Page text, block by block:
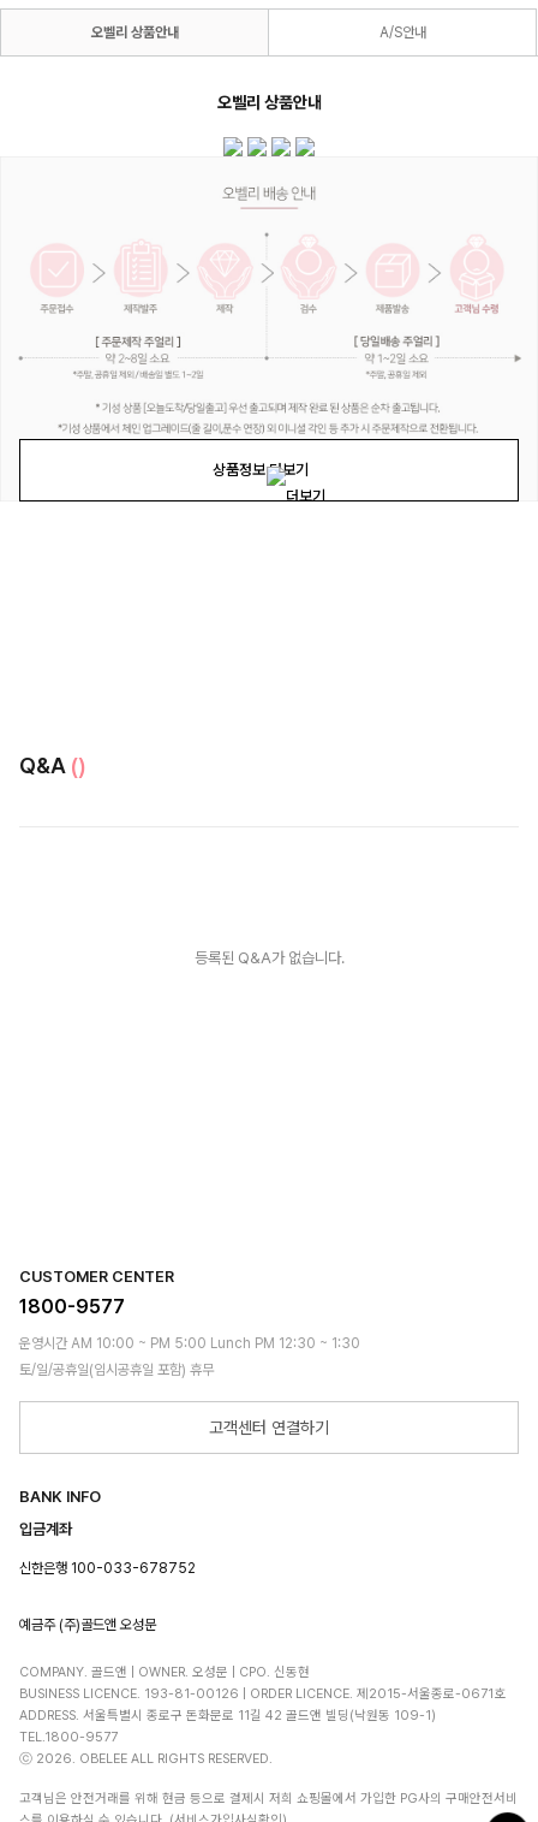
상품정보 더보기
오벨리 상품안내 A/S안내
오벨리 상품안내
Q&A ()
등록된 Q&A가 없습니다.
CUSTOMER CENTER
1800-9577
운영시간 AM 10:00 ~ PM 5:00 Lunch PM 12:30 ~ 1:30
토/일/공휴일(임시공휴일 포함) 휴무
고객센터 연결하기
BANK INFO
입금계좌
신한은행 100-033-678752
예금주 (주)골드앤 오성문
COMPANY. 골드앤 | OWNER. 오성문 | CPO. 신동현
BUSINESS LICENCE. 193-81-00126 | ORDER LICENCE. 제2015-서울종로-0671호
ADDRESS. 서울특별시 종로구 돈화문로 11길 42 골드앤 빌딩(낙원동 109-1)
TEL.1800-9577
ⓒ 2026. OBELEE ALL RIGHTS RESERVED.
고객님은 안전거래를 위해 현금 등으로 결제시 저희 쇼핑몰에서 가입한 PG사의 구매안전서비